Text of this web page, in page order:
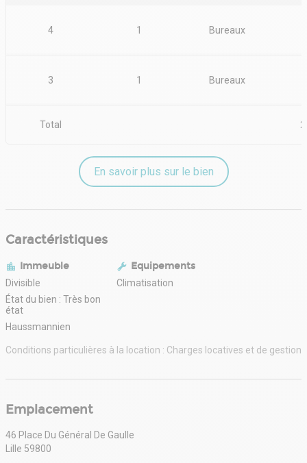
Dépot de garantie : 3 mois HT
4 1 Bureaux
3 1 Bureaux
Total
En savoir plus sur le bien
Caractéristiques
Immeuble
Divisible
État du bien : Très bon
état
Haussmannien
Equipements
Climatisation
Conditions particulières à la location : Charges locatives et de gestion
Emplacement
46 Place Du Général De Gaulle
Lille 59800